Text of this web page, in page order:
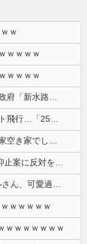
ｗ
ｗｗｗｗ
ｗｗｗｗ
中国「大洪水！」三峡ダム「決壊危機」中国政府「新水路建設！（三峡新水路」現場職員「内部情報公開！（失踪」湖南省「三峡放流情報（画像」台風13号「...
空自、謎の未確認大型ミサイルを搭載しテスト飛行…「25式地対艦誘導弾」空中発射型が初めて姿を見せた！
実家でお留守番してたら警官が来訪、「この家空き家でしたよね？」と問いかけてくるが実際は30年ほど住んでおり……
（ ´_ゝ`）外国人や市民ら約80人が永住許可抑止案に反対を訴え「選別、差別の作業」「国会審議も経ずいきなり厳格化する国に誰が来ますか！」「今す...
【画像】 35歳でおばあちゃんになったギャルさん、可愛過ぎて嫉妬不可避w w w w w w w w w w w
ｗｗｗｗｗ
ｗｗｗｗｗｗｗ